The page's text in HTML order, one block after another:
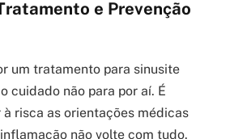
e Prevenção
um tratamento para sinusite
cuidado não para por aí. É
risca as orientações médicas
não volte com tudo.